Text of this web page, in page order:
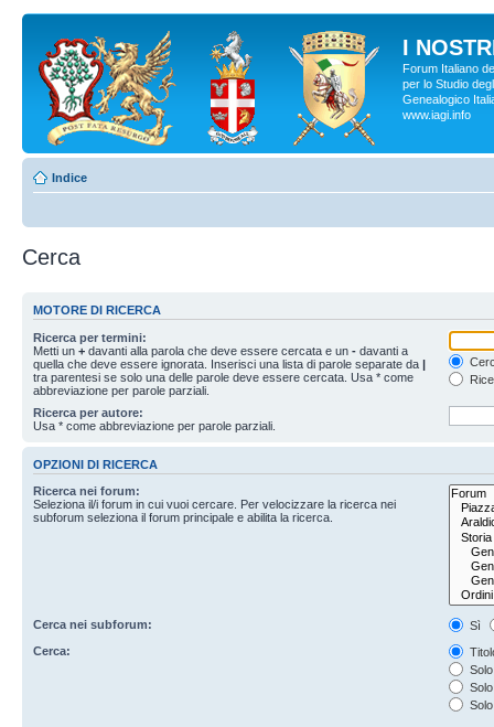
I
Forum Italiano
per lo Studio
Genealogico
www.iagi.info
Indice
Cerca
MOTORE DI RICERCA
Ricerca per termini:
Metti un + davanti alla parola che deve essere cercata e un - davanti a
quella che deve essere ignorata. Inserisci una lista di parole separate da |
tra parentesi se solo una delle parole deve essere cercata. Usa * come
abbreviazione per parole parziali.
Ricerca per autore:
Usa * come abbreviazione per parole parziali.
OPZIONI DI RICERCA
Ricerca nei forum:
Seleziona il/i forum in cui vuoi cercare. Per velocizzare la ricerca nei
subforum seleziona il forum principale e abilita la ricerca.
Cerca nei subforum:
Sì
Cerca: